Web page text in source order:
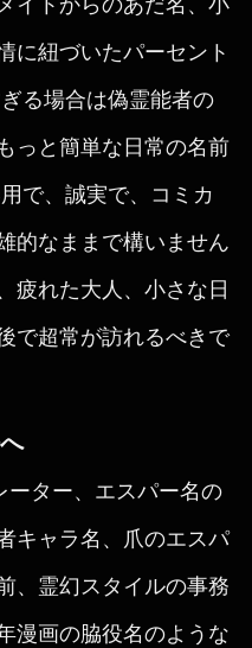
に紐づいたパーセント
る場合は偽霊能者の
っと簡単な日常の名前
で、誠実で、コミカ
的なままで構いません
疲れた大人、小さな日
で超常が訪れるべきで
ーター、エスパー名の
キャラ名、爪のエスパ
、霊幻スタイルの事務
漫画の脇役名のような